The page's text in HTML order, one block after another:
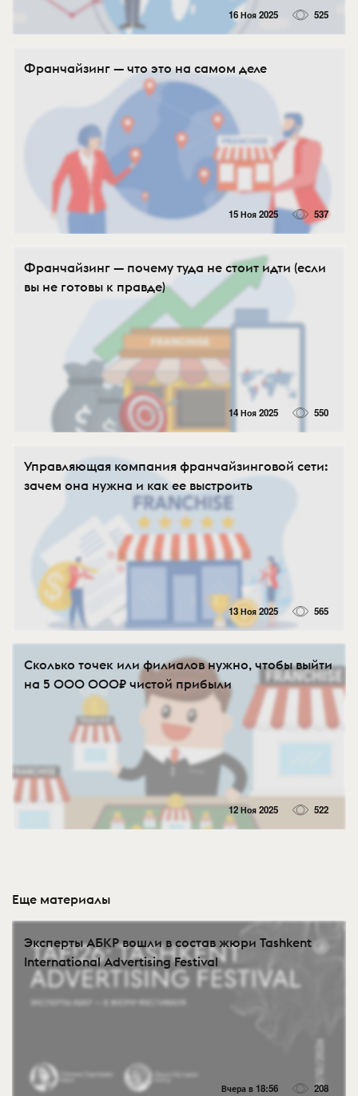
16 Ноя 2025 525
Франчайзинг — что это на самом деле
15 Ноя 2025 537
Франчайзинг — почему туда не стоит идти (если
вы не готовы к правде)
14 Ноя 2025 550
Управляющая компания франчайзинговой сети:
зачем она нужна и как ее выстроить
13 Ноя 2025 565
Сколько точек или филиалов нужно, чтобы выйти
на 5 000 000₽ чистой прибыли
12 Ноя 2025 522
Еще материалы
Эксперты АБКР вошли в состав жюри Tashkent
International Advertising Festival
Вчера в 18:56 208